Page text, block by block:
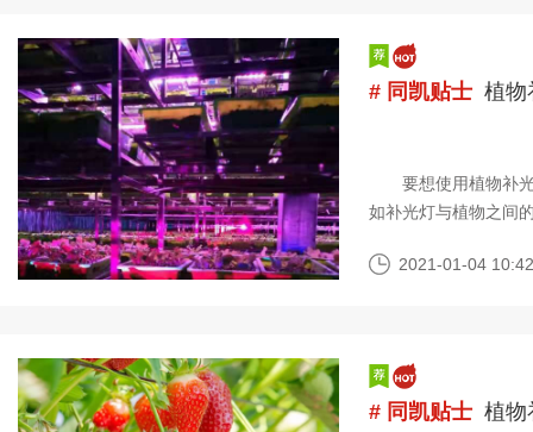
# 同凯贴士 植物
要想使用植物补光
如补光灯与植物之间
2021-01-04
# 同凯贴士 植物